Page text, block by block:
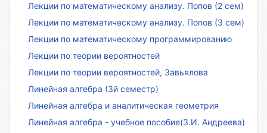
Лекции по математическому анализу. Попов (2 сем)
Лекции по математическому анализу. Попов (3 сем)
Лекции по математическому программированию
Лекции по теории вероятностей
Лекции по теории вероятностей, Завьялова
Линейная алгебра (3й семестр)
Линейная алгебра и аналитическая геометрия
Линейная алгебра - учебное пособие(З.И. Андреева)